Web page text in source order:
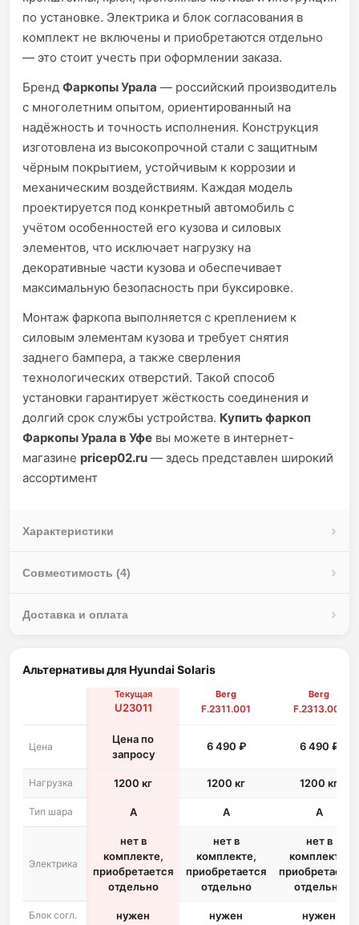
по установке. Электрика и блок согласования в
комплект не включены и приобретаются отдельно
— это стоит учесть при оформлении заказа.
Бренд Фаркопы Урала — российский производитель
с многолетним опытом, ориентированный на
надёжность и точность исполнения. Конструкция
изготовлена из высокопрочной стали с защитным
чёрным покрытием, устойчивым к коррозии и
механическим воздействиям. Каждая модель
проектируется под конкретный автомобиль с
учётом особенностей его кузова и силовых
элементов, что исключает нагрузку на
декоративные части кузова и обеспечивает
максимальную безопасность при буксировке.
Монтаж фаркопа выполняется с креплением к
силовым элементам кузова и требует снятия
заднего бампера, а также сверления
технологических отверстий. Такой способ
установки гарантирует жёсткость соединения и
долгий срок службы устройства. Купить фаркоп
Фаркопы Урала в Уфе вы можете в интернет-
магазине pricep02.ru — здесь представлен широкий
ассортимент
Характеристики
Совместимость (4)
Доставка и оплата
Альтернативы для Hyundai Solaris
Текущая
U23011
Berg
F.2311.001
Berg
F.2313.001
Цена
Цена по
запросу
6 490 ₽ 6 490 ₽
Нагрузка 1200 кг 1200 кг 1200 кг
Тип шара A A A
Электрика
нет в
комплекте,
приобретается
отдельно
нет в
комплекте,
приобретается
отдельно
нет в
комплекте,
приобретается
отдельно
Блок согл. нужен нужен нужен